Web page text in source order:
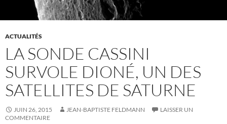
ACTUALITÉS
LA SONDE CASSINI
SURVOLE DIONÉ, UN DES
SATELLITES DE SATURNE
JUIN 26, 2015 JEAN-BAPTISTE FELDMANN
LAISSER UN
COMMENTAIRE